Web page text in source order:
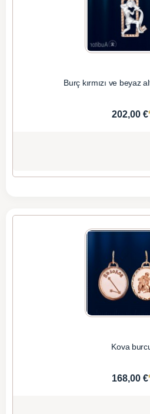
Burç kırmızı ve beyaz
202,00 €
Kova
168,00 €